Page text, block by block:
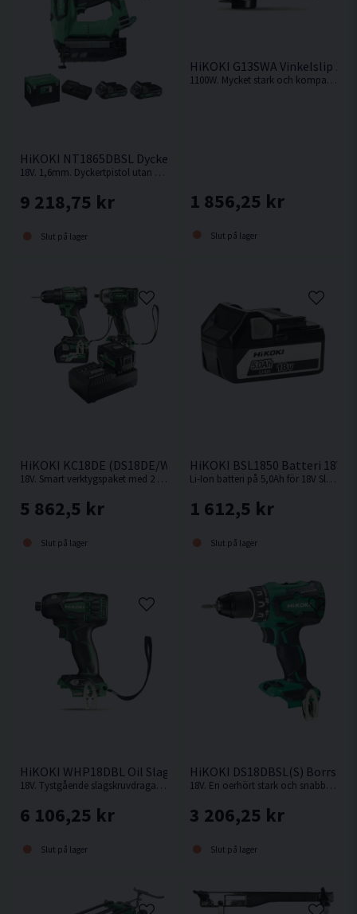
HiKOKI NT1865DBSL Dyckertpistol 18V (2x2,0Ah)
18V. 1,6mm. Dyckertpistol utan behov av kompressor, slang eller gas.
9 218,75 kr
Slut på lager
HiKOKI G13SWA Vinkelslip
1100W. Mycket stark och kompakt vinkelslip från HiKOKI.
1 856,25 kr
Slut på lager
HiKOKI KC18DE (DS18DE/WR18DBDL2) Verktygspaket 18V
18V. Smart verktygspaket med 2 st kompakta och kraftfulla 18V batteriverktyg.
5 862,5 kr
Slut på lager
HiKOKI BSL1850 Batteri 18V
Li-Ion batteri på 5,0Ah för 18V Sladdlösa HiKOKI / Hitachi maskiner med Slide batterifäste.
1 612,5 kr
Slut på lager
HiKOKI WHP18DBL Oil Slagskruvdragare 18V
18V. Tystgående slagskruvdragare med oljedämpning, perfekt i bullerkänsliga miljöer.
6 106,25 kr
Slut på lager
HiKOKI DS18DBSL(S)
18V. En oerhört stark och snabb kompakt borrskruvdragare från Hikoki.
3 206,25 kr
Slut på lager